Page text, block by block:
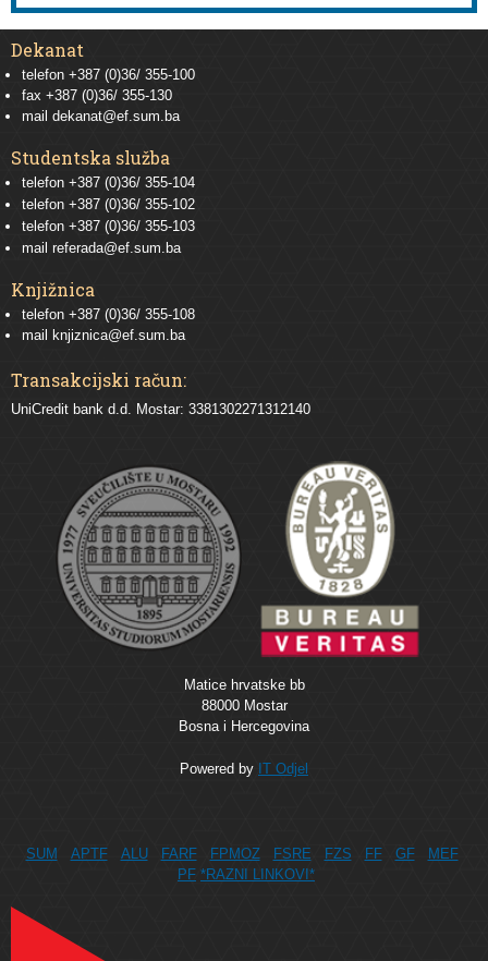
Dekanat
telefon +387 (0)36/ 355-100
fax +387 (0)36/ 355-130
mail dekanat@ef.sum.ba
Studentska služba
telefon +387 (0)36/ 355-104
telefon +387 (0)36/ 355-102
telefon +387 (0)36/ 355-103
mail referada@ef.sum.ba
Knjižnica
telefon +387 (0)36/ 355-108
mail
knjiznica@ef.sum.ba
Transakcijski račun:
UniCredit bank d.d. Mostar: 3381302271312140
Matice hrvatske bb
88000 Mostar
Bosna i Hercegovina
Powered by IT Odjel
SUM APTF ALU FARF FPMOZ FSRE FZS FF GF
MEF
PF *RAZNI LINKOVI*